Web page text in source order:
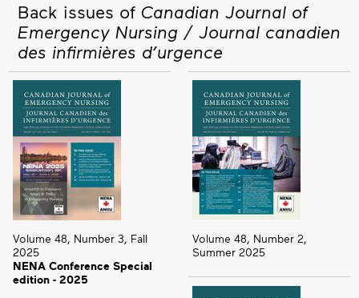
Back issues of Canadian Journal of
Emergency Nursing / Journal canadien
des infirmières d’urgence
Volume 48, Number 3, Fall
2025
NENA Conference Special
edition - 2025
Volume 48, Number 2,
Summer 2025